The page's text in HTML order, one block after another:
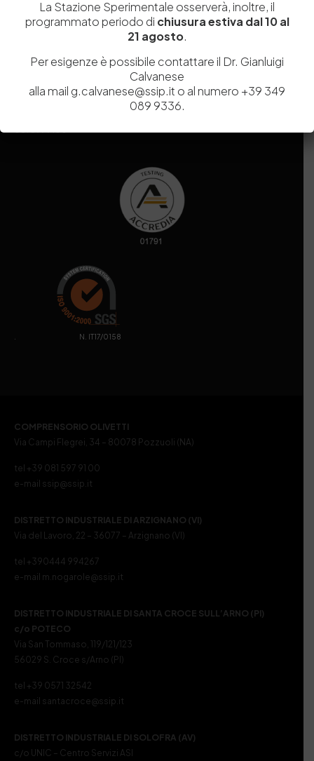
Codice fiscale e Partita Iva07936981211
MIUR 000290_EIRI
9.690.240,00
Pecstazionesperimentaleindustriapelli@legalmail.it
. N. IT17/0158
COMPRENSORIO OLIVETTI
Via Campi Flegrei, 34 – 80078 Pozzuoli (NA)
tel +39 081 597 91 00
e-mail ssip@ssip.it
DISTRETTO INDUSTRIALE DI ARZIGNANO (VI)
Via del Lavoro, 22 – 36077 – Arzignano (VI)
tel +390444 994267
e-mail m.nogarole@ssip.it
DISTRETTO INDUSTRIALE DI SANTA CROCE SULL’ARNO (PI)
c/o POTECO
Via San Tommaso, 119/121/123
56029 S. Croce s/Arno (PI)
tel +39 0571 32542
e-mail santacroce@ssip.it
DISTRETTO INDUSTRIALE DI SOLOFRA (AV)
c/o UNIC – Centro Servizi ASI
La Stazione Sperimentale osserverà, inoltre, il
programmato periodo di chiusura estiva dal 10 al
21 agosto.
Per esigenze è possibile contattare il Dr. Gianluigi
Calvanese
alla mail g.calvanese@ssip.it o al numero +39 349
089 9336.